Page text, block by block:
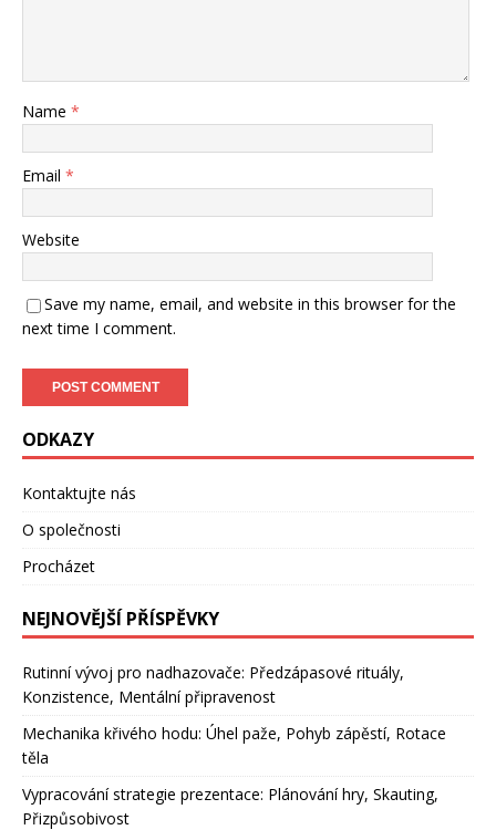
Name *
Email *
Website
Save my name, email, and website in this browser for the
next time I comment.
ODKAZY
Kontaktujte nás
O společnosti
Procházet
NEJNOVĚJŠÍ PŘÍSPĚVKY
Rutinní vývoj pro nadhazovače: Předzápasové rituály,
Konzistence, Mentální připravenost
Mechanika křivého hodu: Úhel paže, Pohyb zápěstí, Rotace
těla
Vypracování strategie prezentace: Plánování hry, Skauting,
Přizpůsobivost